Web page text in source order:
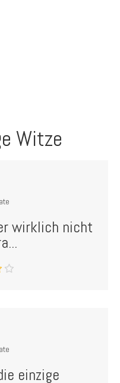
Witze
wirklich nicht
einzige